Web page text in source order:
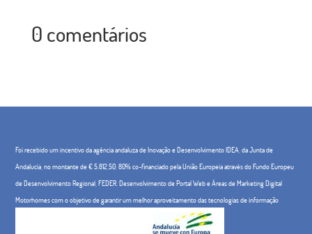
0 comentários
Foi recebido um incentivo da agência andaluza de Inovação e Desenvolvimento IDEA, da Junta de
Andalucía, no montante de € 5.812,50, 80% co-financiado pela União Europeia através do Fundo Europeu
de Desenvolvimento Regional, FEDER. Desenvolvimento de Portal Web e Áreas de Marketing Digital
Motorhomes com o objetivo de garantir um melhor aproveitamento das tecnologias de informação